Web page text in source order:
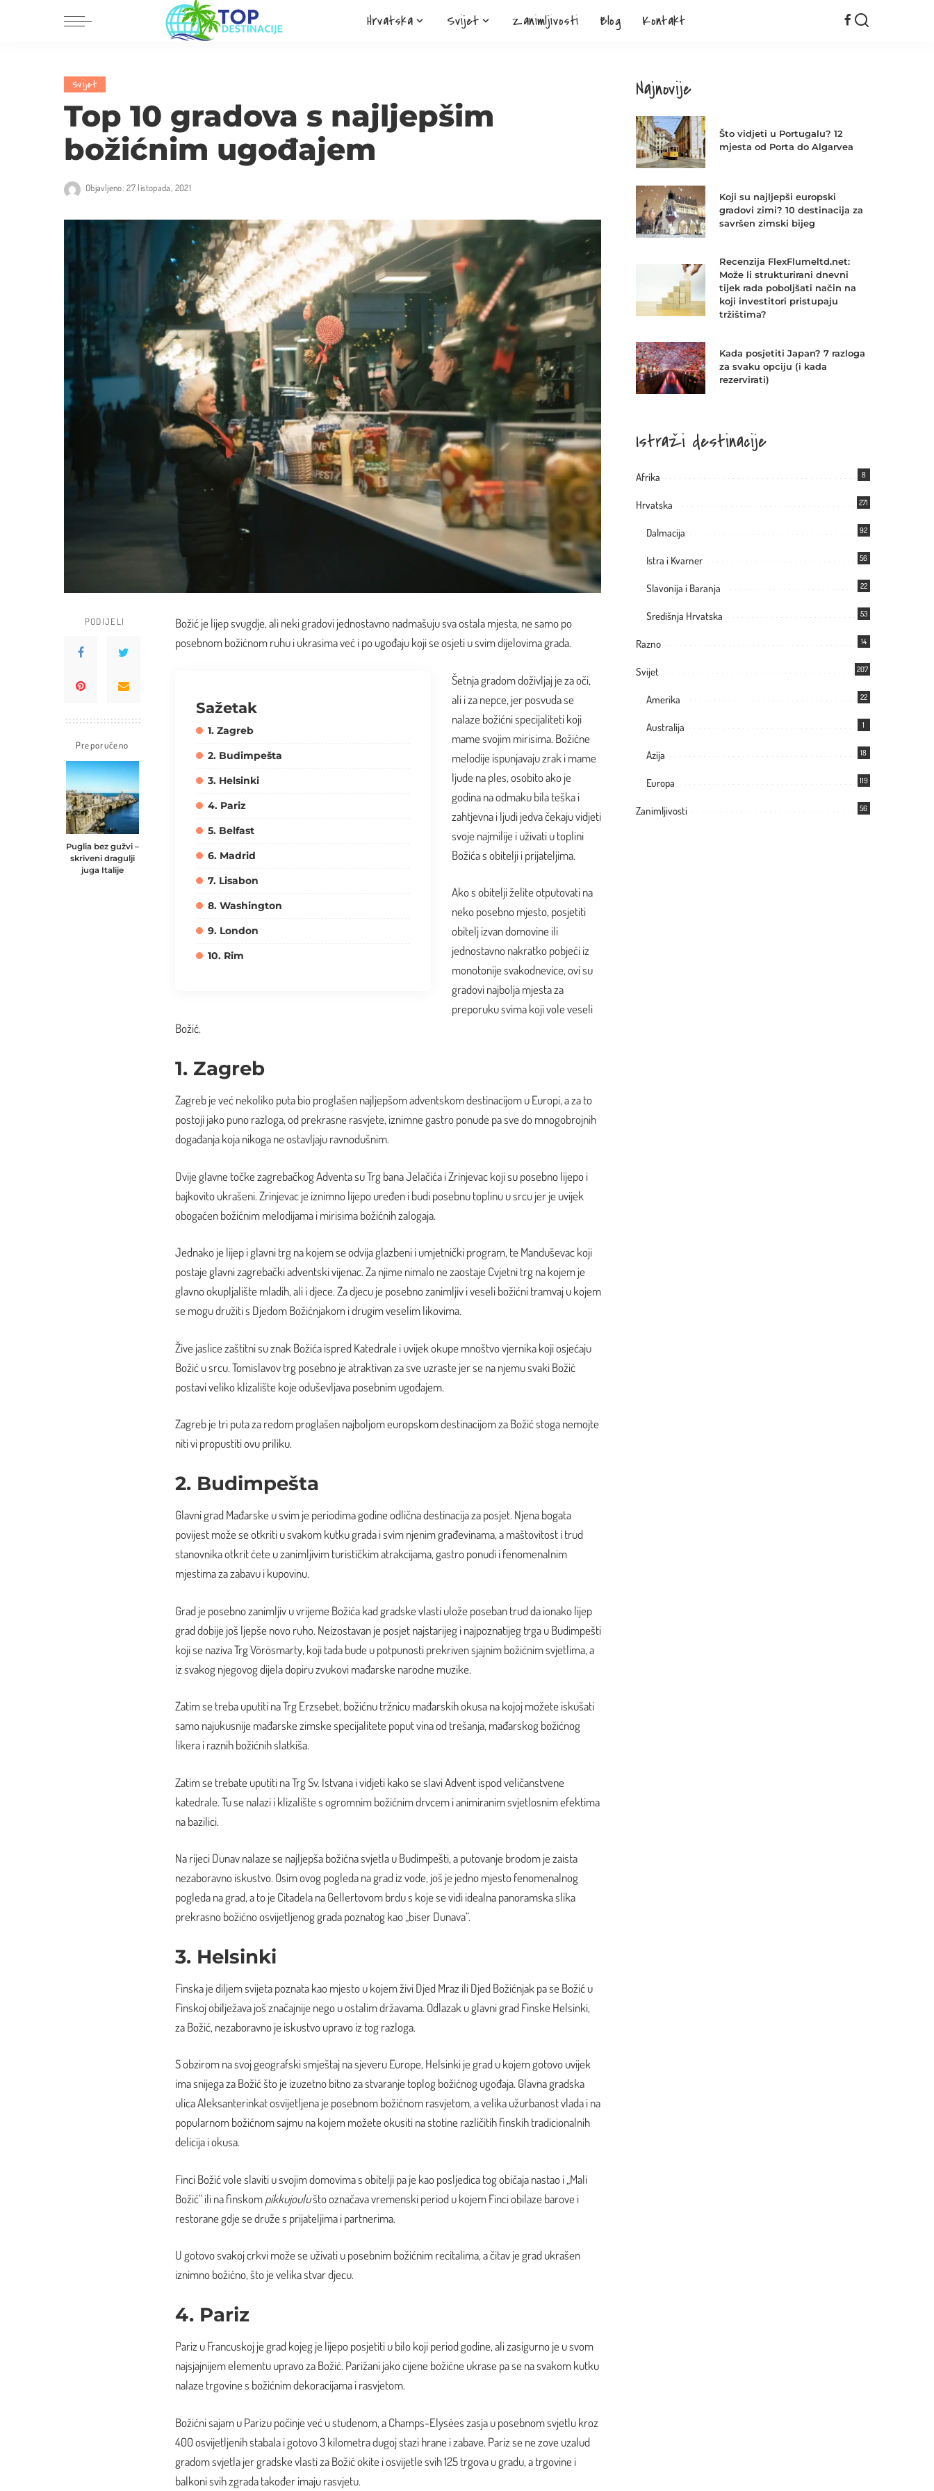
Hrvatska
Istra i Kvarner
Središnja Hrvatska
Slavonija i Baranja
Svijet
Amerika
Azija
Afrika
Australija
Zanimljivosti Blog Kontakt
Svijet
Top 10 gradova s najljepšim
božićnim ugođajem
Objavljeno: 27 listopada, 2021
PODIJELI
Preporučeno
Puglia bez gužvi –
skriveni dragulji
juga Italije
Božić je lijep svugdje, ali neki gradovi jednostavno nadmašuju sva ostala mjesta, ne samo po
posebnom božićnom ruhu i ukrasima već i po ugođaju koji se osjeti u svim dijelovima grada.
Sažetak
1. Zagreb
2. Budimpešta
3. Helsinki
4. Pariz
5. Belfast
6. Madrid
7. Lisabon
8. Washington
9. London
10. Rim
Šetnja gradom doživljaj je za oči,
ali i za nepce, jer posvuda se
nalaze božićni specijaliteti koji
mame svojim mirisima. Božićne
melodije ispunjavaju zrak i mame
ljude na ples, osobito ako je
godina na odmaku bila teška i
zahtjevna i ljudi jedva čekaju vidjeti
svoje najmilije i uživati u toplini
Božića s obitelji i prijateljima.
Ako s obitelji želite otputovati na
neko posebno mjesto, posjetiti
obitelj izvan domovine ili
jednostavno nakratko pobjeći iz
monotonije svakodnevice, ovi su
gradovi najbolja mjesta za
preporuku svima koji vole veseli
Božić.
1. Zagreb
Zagreb je već nekoliko puta bio proglašen najljepšom adventskom destinacijom u Europi, a za to
postoji jako puno razloga, od prekrasne rasvjete, iznimne gastro ponude pa sve do mnogobrojnih
događanja koja nikoga ne ostavljaju ravnodušnim.
Dvije glavne točke zagrebačkog Adventa su Trg bana Jelačića i Zrinjevac koji su posebno lijepo i
bajkovito ukrašeni. Zrinjevac je iznimno lijepo uređen i budi posebnu toplinu u srcu jer je uvijek
obogaćen božićnim melodijama i mirisima božićnih zalogaja.
Jednako je lijep i glavni trg na kojem se odvija glazbeni i umjetnički program, te Manduševac koji
postaje glavni zagrebački adventski vijenac. Za njime nimalo ne zaostaje Cvjetni trg na kojem je
glavno okupljalište mladih, ali i djece. Za djecu je posebno zanimljiv i veseli božićni tramvaj u kojem
se mogu družiti s Djedom Božićnjakom i drugim veselim likovima.
Žive jaslice zaštitni su znak Božića ispred Katedrale i uvijek okupe mnoštvo vjernika koji osjećaju
Božić u srcu. Tomislavov trg posebno je atraktivan za sve uzraste jer se na njemu svaki Božić
postavi veliko klizalište koje oduševljava posebnim ugođajem.
Zagreb je tri puta za redom proglašen najboljom europskom destinacijom za Božić stoga nemojte
niti vi propustiti ovu priliku.
2. Budimpešta
Glavni grad Mađarske u svim je periodima godine odlična destinacija za posjet. Njena bogata
povijest može se otkriti u svakom kutku grada i svim njenim građevinama, a maštovitost i trud
stanovnika otkrit ćete u zanimljivim turističkim atrakcijama, gastro ponudi i fenomenalnim
mjestima za zabavu i kupovinu.
Grad je posebno zanimljiv u vrijeme Božića kad gradske vlasti ulože poseban trud da ionako lijep
grad dobije još ljepše novo ruho. Neizostavan je posjet najstarijeg i najpoznatijeg trga u Budimpešti
koji se naziva Trg Vörösmarty, koji tada bude u potpunosti prekriven sjajnim božićnim svjetlima, a
iz svakog njegovog dijela dopiru zvukovi mađarske narodne muzike.
Zatim se treba uputiti na Trg Erzsebet, božićnu tržnicu mađarskih okusa na kojoj možete iskušati
samo najukusnije mađarske zimske specijalitete poput vina od trešanja, mađarskog božićnog
likera i raznih božićnih slatkiša.
Zatim se trebate uputiti na Trg Sv. Istvana i vidjeti kako se slavi Advent ispod veličanstvene
katedrale. Tu se nalazi i klizalište s ogromnim božićnim drvcem i animiranim svjetlosnim efektima
na bazilici.
Na rijeciDunavnalaze se najljepša božićna svjetla u Budimpešti, a putovanje brodom je zaista
nezaboravno iskustvo. Osim ovog pogleda na grad iz vode, još je jedno mjesto fenomenalnog
pogleda na grad, a to je Citadela na Gellertovom brdu s koje se vidi idealna panoramska slika
prekrasno božićno osvijetljenog grada poznatog kao „biser Dunava“.
3. Helsinki
Finska je diljem svijeta poznata kao mjesto u kojem živi Djed Mraz ili Djed Božićnjak pa se Božić u
Finskoj obilježava još značajnije nego u ostalim državama. Odlazak u glavni grad Finske Helsinki,
za Božić, nezaboravno je iskustvo upravo iz tog razloga.
S obzirom na svoj geografski smještaj na sjeveru Europe, Helsinki je grad u kojem gotovo uvijek
ima snijega za Božić što je izuzetno bitno za stvaranje toplog božićnog ugođaja. Glavna gradska
ulica Aleksanterinkat osvijetljena je posebnom božićnom rasvjetom, a velika užurbanost vlada i na
popularnom božićnom sajmu na kojem možete okusiti na stotine različitih finskih tradicionalnih
delicija i okusa.
Finci Božić vole slaviti u svojim domovima s obitelji pa je kao posljedica tog običaja nastao i „Mali
Božić“ ili na finskompikkujoulušto označava vremenski period u kojem Finci obilaze barove i
restorane gdje se druže s prijateljima i partnerima.
U gotovo svakoj crkvi može se uživati u posebnim božićnim recitalima, a čitav je grad ukrašen
iznimno božićno, što je velika stvar djecu.
4. Pariz
Pariz u Francuskoj je grad kojeg je lijepo posjetiti u bilo koji period godine, ali zasigurno je u svom
najsjajnijem elementu upravo za Božić. Parižani jako cijene božićne ukrase pa se na svakom kutku
nalaze trgovine s božićnim dekoracijama i rasvjetom.
Božićni sajam u Parizu počinje već u studenom, a Champs-Elysées zasja u posebnom svjetlu kroz
400 osvijetljenih stabala i gotovo 3 kilometra dugoj stazi hrane i zabave. Pariz se ne zove uzalud
gradom svjetla jer gradske vlasti za Božić okite i osvijetle svih 125 trgova u gradu, a trgovine i
balkoni svih zgrada također imaju rasvjetu.
Najnovije
Što vidjeti u Portugalu? 12
mjesta od Porta do Algarvea
Koji su najljepši europski
gradovi zimi? 10 destinacija za
savršen zimski bijeg
Recenzija FlexFlumeltd.net:
Može li strukturirani dnevni
tijek rada poboljšati način na
koji investitori pristupaju
tržištima?
Kada posjetiti Japan? 7 razloga
za svaku opciju (i kada
rezervirati)
Istraži destinacije
Afrika 8
Hrvatska 271
Dalmacija 92
Istra i Kvarner 56
Slavonija i Baranja 22
Središnja Hrvatska 53
Razno 14
Svijet 207
Amerika 22
Australija 1
Azija 18
Europa 119
Zanimljivosti 56